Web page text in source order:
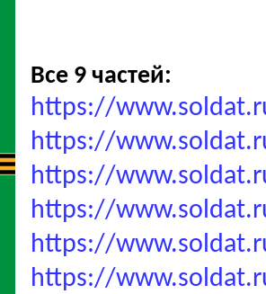
Все 9 частей:
https://
https://
https://
https://
https://
https://